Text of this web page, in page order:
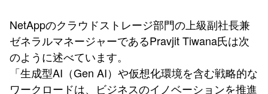
NetAppのクラウドストレージ部門の上級副社長兼
ゼネラルマネージャーであるPravjit Tiwana氏は次
のように述べています。
「生成型AI（Gen AI）や仮想化環境を含む戦略的な
ワークロードは、ビジネスのイノベーションを推進